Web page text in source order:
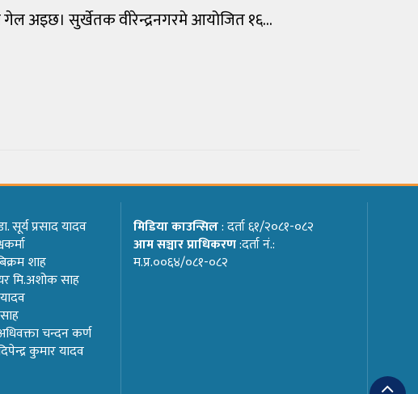
गेल अइछ। सुर्खेतक वीरेन्द्रनगरमे आयोजित १६…
सूर्य प्रसाद यादव
शाह
मि.अशोक साह
चन्दन कर्ण
कुमार यादव
मिडिया काउन्सिल: दर्ता ६१/२०८१-०८२
आम सञ्चार प्राधिकरण:दर्ता नं.:
म.प्र.००६४/०८१-०८२